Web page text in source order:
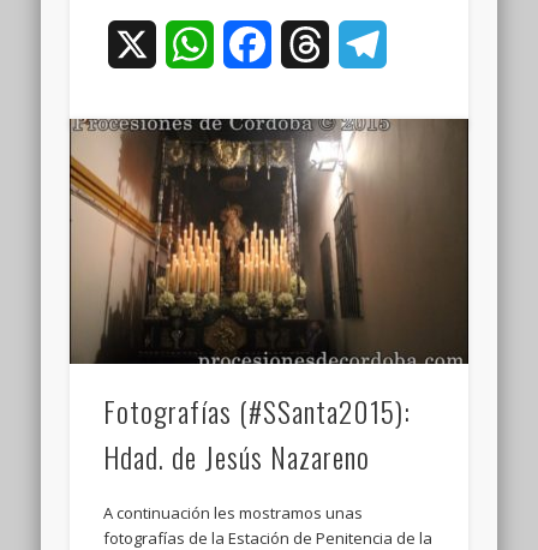
WhatsAppFacebookThreads
Fotografías (#SSanta2015):
Hdad. de Jesús Nazareno
A continuación les mostramos unas
fotografías de la Estación de Penitencia de la